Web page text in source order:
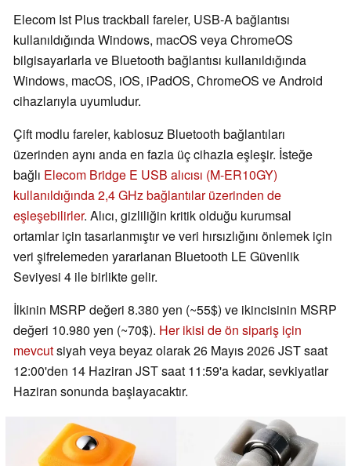
Elecom Ist Plus trackball fareler, USB-A bağlantısı
kullanıldığında Windows, macOS veya ChromeOS
bilgisayarlarla ve Bluetooth bağlantısı kullanıldığında
Windows, macOS, iOS, iPadOS, ChromeOS ve Android
cihazlarıyla uyumludur.
Çift modlu fareler, kablosuz Bluetooth bağlantıları
üzerinden aynı anda en fazla üç cihazla eşleşir. İsteğe
bağlı Elecom Bridge E USB alıcısı (M-ER10GY)
kullanıldığında 2,4 GHz bağlantılar üzerinden de
eşleşebilirler. Alıcı, gizliliğin kritik olduğu kurumsal
ortamlar için tasarlanmıştır ve veri hırsızlığını önlemek için
veri şifrelemeden yararlanan Bluetooth LE Güvenlik
Seviyesi 4 ile birlikte gelir.
İlkinin MSRP değeri 8.380 yen (~55$) ve ikincisinin MSRP
değeri 10.980 yen (~70$). Her ikisi de ön sipariş için
mevcutsiyah veya beyaz olarak 26 Mayıs 2026 JST saat
12:00'den 14 Haziran JST saat 11:59'a kadar, sevkiyatlar
Haziran sonunda başlayacaktır.